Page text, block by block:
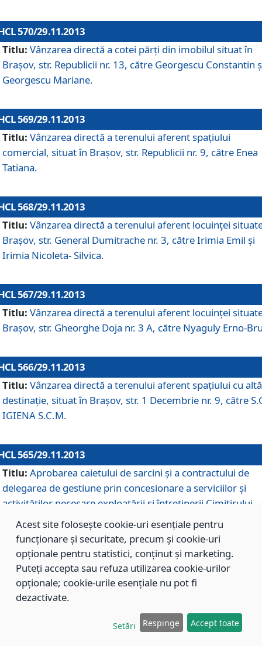
570/29.11.2013
Titlu: Vânzarea directă a cotei părţi din imobilul situat în
Braşov, str. Republicii nr. 13, către Georgescu Constantin
Georgescu Mariane.
569/29.11.2013
Titlu: Vânzarea directă a terenului aferent spaţiului
comercial, situat în Braşov, str. Republicii nr. 9, către Enea
Tatiana.
568/29.11.2013
Titlu: Vânzarea directă a terenului aferent locuinţei
Braşov, str. General Dumitrache nr. 3, către Irimia Emil şi
Irimia Nicoleta- Silvica.
567/29.11.2013
Titlu: Vânzarea directă a terenului aferent locuinţei
Braşov, str. Gheorghe Doja nr. 3 A, către Nyaguly Erno-
566/29.11.2013
Titlu: Vânzarea directă a terenului aferent spaţiului cu altă
destinaţie, situat în Braşov, str. 1 Decembrie nr. 9, către
IGIENA S.C.M.
565/29.11.2013
Titlu: Aprobarea caietului de sarcini şi a contractului de
delegarea de gestiune prin concesionare a serviciilor şi
activităţilor necesare exploatării şi întreţinerii Cimitirului
Municipal Braşov situat în str. Dimitrie Anghel nr. 19.
564/29.11.2013
Titlu: Completarea şi modificarea H.C.L. nr. 446/2013,
care s-a aprobat studiul de fundamentare pentru
Acest site folosește cookie-uri esențiale pentru
funcționare și securitate, precum și cookie-uri
opționale pentru statistici, conținut și marketing.
Puteți accepta sau refuza utilizarea cookie-urilor
opționale; cookie-urile esențiale nu pot fi
dezactivate.
Setări Respinge Accept toate